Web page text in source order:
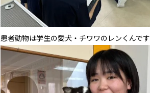
患者動物は学生の愛犬・チワワのレンくんです